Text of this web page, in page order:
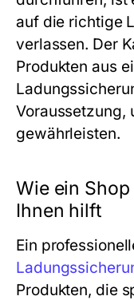
auf die richtige
verlassen. Der
Produkten aus
Voraussetzung,
gewährleisten.
Wie ein
Ihnen hilft
Ein
Produkten, die